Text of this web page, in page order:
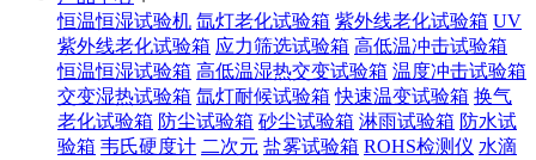
恒温恒湿试验机 氙灯老化试验箱 紫外线老化试验箱 UV
紫外线老化试验箱 应力筛选试验箱 高低温冲击试验箱
恒温恒湿试验箱 高低温湿热交变试验箱 温度冲击试验箱
交变湿热试验箱 氙灯耐候试验箱 快速温变试验箱 换气
老化试验箱 防尘试验箱 砂尘试验箱 淋雨试验箱 防水试
验箱 韦氏硬度计 二次元 盐雾试验箱 ROHS检测仪 水滴